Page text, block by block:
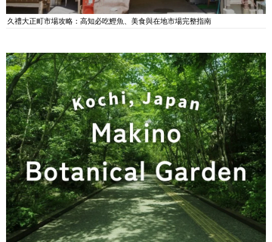
久禮大正町市場攻略：高知必吃鰹魚、美食與在地市場完整指南